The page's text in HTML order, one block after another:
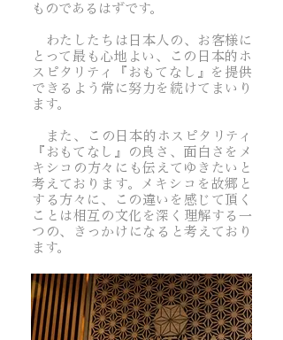
ものであるはずです。
わたしたちは日本人の、お客様に
とって最も心地よい、この日本的ホ
スピタリティ『おもてなし』を提供
できるよう常に努力を続けてまいり
ます。
また、この日本的ホスピタリティ
『おもてなし』の良さ、面白さをメ
キシコの方々にも伝えてゆきたいと
考えております。メキシコを故郷と
する方々に、この違いを感じて頂く
ことは相互の文化を深く理解する一
つの、きっかけになると考えており
ます。